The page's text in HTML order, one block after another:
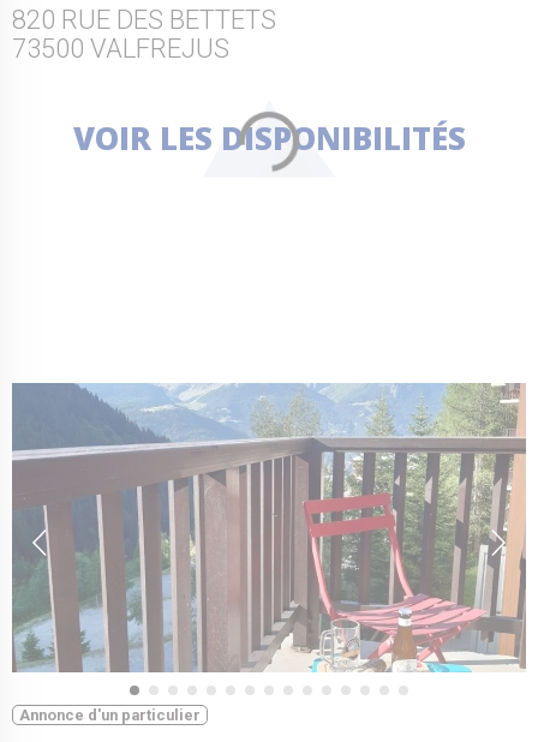
Bonneval sur arc
Annonce d'un particulier
820 RUE DES BETTETS
73500 VALFREJUS
VOIR LES DISPONIBILITÉS